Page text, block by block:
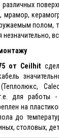
мрамор,
полом,
незначительно,
от Ceilhit
(Теплолюкс,
для работы
на
до
столовых,